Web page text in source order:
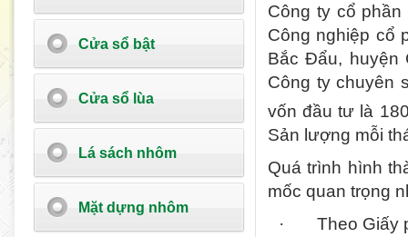
Cửa sổ bật
Cửa sổ lùa
Lá sách nhôm
Mặt dựng nhôm
Công ty cổ
Công nghiệp cổ
Bắc Đẩu, huyện
Công tychuyên
vốn đầu tư là
Sản lượng mỗi
Quá trình hình
mốc quan trọng
·
Theo Giấy